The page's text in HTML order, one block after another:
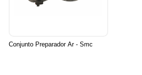
Conjunto Preparador Ar - Smc